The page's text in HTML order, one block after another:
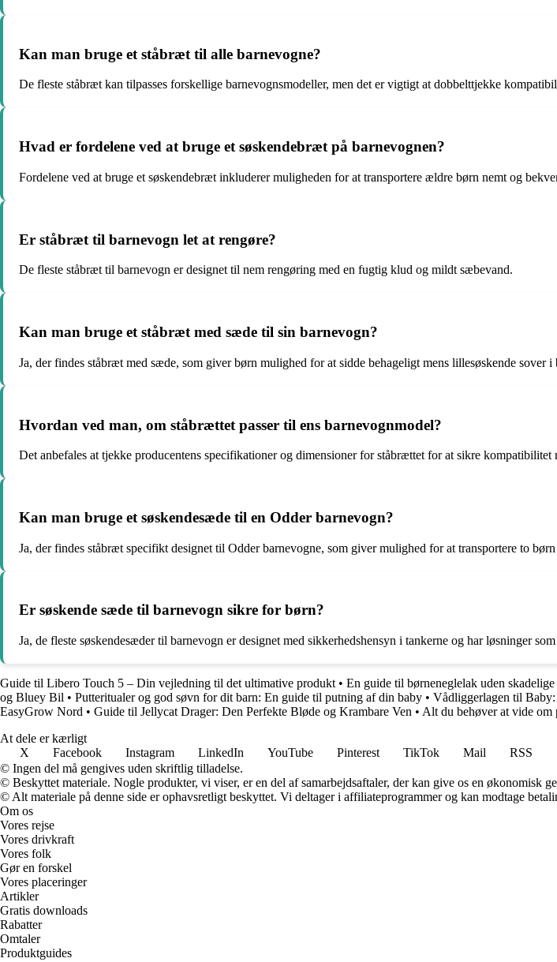
Kan man bruge et ståbræt til alle barnevogne?
De fleste ståbræt kan tilpasses forskellige barnevognsmodeller, men det er vigtigt at dobbelttjekke
Hvad er fordelene ved at bruge et søskendebræt på barnevognen?
Fordelene ved at bruge et søskendebræt inkluderer muligheden for at transportere ældre børn nemt og
Er ståbræt til barnevogn let at rengøre?
De fleste ståbræt til barnevogn er designet til nem rengøring med en fugtig klud og mildt sæbevand.
Kan man bruge et ståbræt med sæde til sin barnevogn?
Ja, der findes ståbræt med sæde, som giver børn mulighed for at sidde behageligt mens lillesøskende sover i
Hvordan ved man, om ståbrættet passer til ens barnevognmodel?
Det anbefales at tjekke producentens specifikationer og dimensioner for ståbrættet for at sikre kompatibilitet
Kan man bruge et søskendesæde til en Odder barnevogn?
Ja, der findes ståbræt specifikt designet til Odder barnevogne, som giver mulighed for at transportere to børn
Er søskende sæde til barnevogn sikre for børn?
Ja, de fleste søskendesæder til barnevogn er designet med sikkerhedshensyn i tankerne og har løsninger
Guide til Libero Touch 5 – Din vejledning til det ultimative produkt • En guide til børneneglelak uden
og Bluey Bil • Putteritualer og god søvn for dit barn: En guide til putning af din baby • Vådliggerlagen til
EasyGrow Nord • Guide til Jellycat Drager: Den Perfekte Bløde og Krambare Ven • Alt du behøver at vide om
At dele er kærligt
X
Facebook Instagram LinkedIn YouTube Pinterest TikTok Mail
RSS
© Ingen del må gengives uden skriftlig tilladelse.
© Beskyttet materiale. Nogle produkter, vi viser, er en del af samarbejdsaftaler, der kan give os en økonomisk
© Alt materiale på denne side er ophavsretligt beskyttet. Vi deltager i affiliateprogrammer og kan modtage
Om os
Vores rejse
Vores drivkraft
Vores folk
Gør en forskel
Vores placeringer
Artikler
Gratis downloads
Rabatter
Omtaler
Produktguides